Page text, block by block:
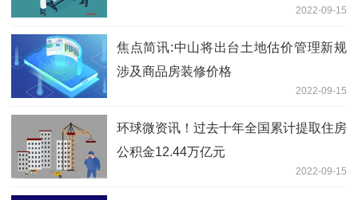
2022-09-15
焦点简讯:中山将出台土地估价管理新规
涉及商品房装修价格
2022-09-15
环球微资讯！过去十年全国累计提取住房
公积金12.44万亿元
2022-09-15